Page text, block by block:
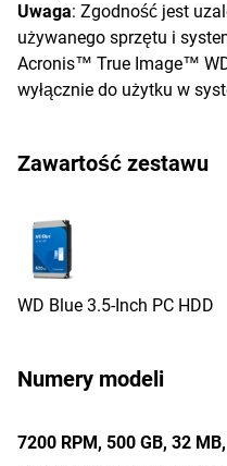
Uwaga: Zgodność jest
używanego sprzętu i
Acronis™ True Image™
wyłącznie do użytku w
Zawartość zestawu
WD Blue 3.5-Inch PC HDD
Numery modeli
7200 RPM, 500 GB, 32 MB,